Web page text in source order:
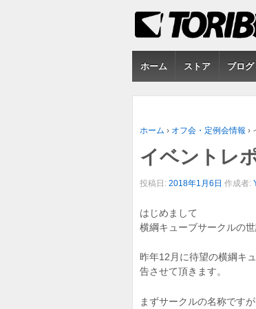
ホーム ストア ブログ
ホーム › オフ会・定例会情報 ›
イベントレ
投稿日: 2018年1月6日 作成者:
はじめまして
横綱キューブサークルの
昨年12月に待望の横綱キ
告させて頂きます。
まずサークルの名称です